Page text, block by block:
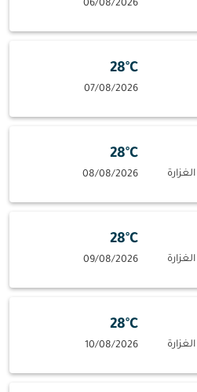
06/08/2026
28°C
07/08/2026
28°C
08/08/2026
28°C
09/08/2026
28°C
10/08/2026